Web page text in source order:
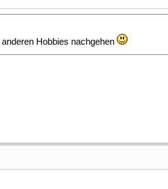
Hobbies nachgehen